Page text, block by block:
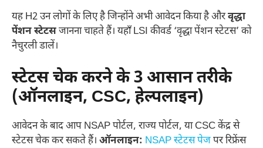
यह H2 उन लोगों के लिए है जिन्होंने अभी आवेदन किया है औरवृद्धा
पेंशन स्टेटसजानना चाहते हैं। यहाँ LSI कीवर्ड ‘वृद्धा पेंशन स्टेटस’ को
नैचुरली डालें।
स्टेटस चेक करने के 3 आसान तरीके
(ऑनलाइन, CSC, हेल्पलाइन)
आवेदन के बाद आप NSAP पोर्टल, राज्य पोर्टल, या CSC केंद्र से
स्टेटस चेक कर सकते हैं। ऑनलाइन: NSAP स्टेटस पेजपर रिफ्रेंस